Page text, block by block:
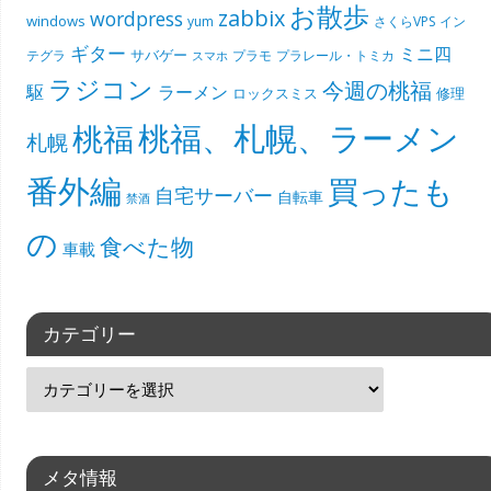
windows wordpress yum zabbix お散歩 さくらVPS イン
テグラ ギター サバゲー スマホ プラモ プラレール・トミカ ミニ四
駆 ラジコン ラーメン ロックスミス 今週の桃福 修理
札幌桃福桃福、札幌、ラーメン
番外編 禁酒 自宅サーバー 自転車 買ったも
の 車載 食べた物
カテゴリー
メタ情報